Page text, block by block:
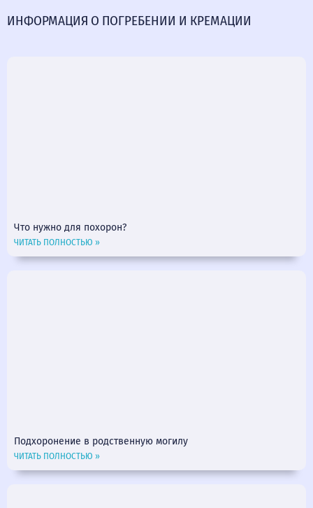
ИНФОРМАЦИЯ О ПОГРЕБЕНИИ И КРЕМАЦИИ
Что нужно для похорон?
ЧИТАТЬ ПОЛНОСТЬЮ »
Подхоронение в родственную могилу
ЧИТАТЬ ПОЛНОСТЬЮ »